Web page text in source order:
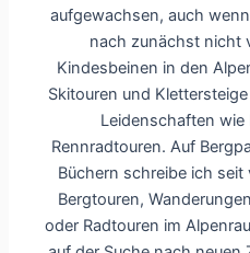
aufgewachsen, auch
nach zunächst nicht
Kindesbeinen in den
Skitouren und
Leidenschaften
Rennradtouren. Auf
Büchern schreibe ich
Bergtouren,
oder Radtouren im